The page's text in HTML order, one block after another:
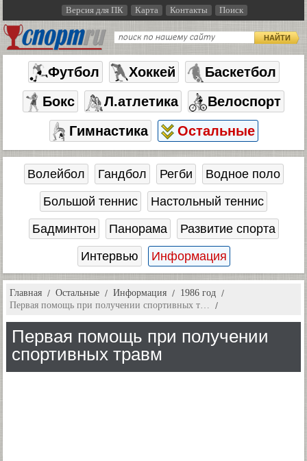
Версия для ПК Карта Контакты Поиск
НАЙТИ
Футбол Хоккей
Баскетбол
Бокс
Л.атлетика
Велоспорт
Гимнастика
Остальные
Волейбол Гандбол Регби
Водное поло
Большой теннис
Настольный теннис
Бадминтон
Панорама
Развитие спорта
Интервью
Информация
Главная Остальные Информация
1986 год
Первая помощь при получении спортивных т…
Первая помощь при получении
спортивных травм